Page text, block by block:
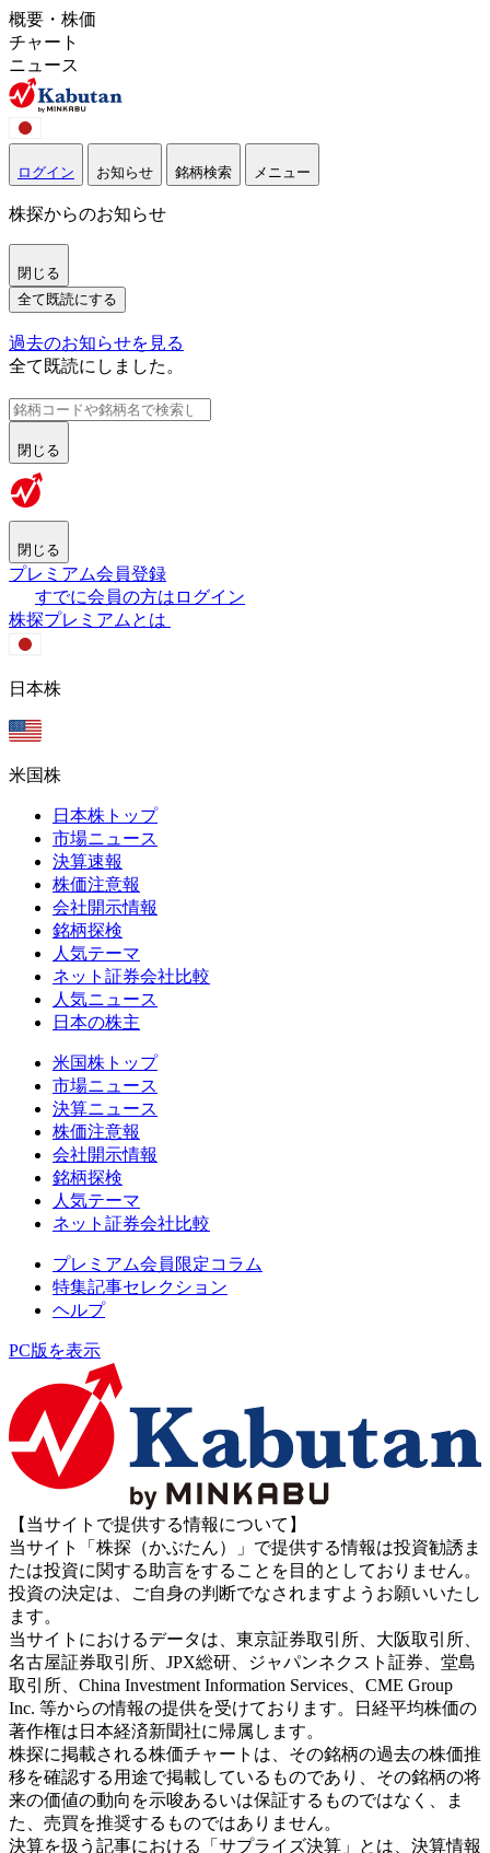
概要・株価
チャート
ニュース
ログイン お知らせ 銘柄検索 メニュー
株探からのお知らせ
閉じる
全て既読にする
過去のお知らせを見る
全て既読にしました。
閉じる
閉じる
プレミアム会員登録
すでに会員の方はログイン
株探プレミアムとは
日本株
米国株
日本株トップ
市場ニュース
決算速報
株価注意報
会社開示情報
銘柄探検
人気テーマ
ネット証券会社比較
人気ニュース
日本の株主
米国株トップ
市場ニュース
決算ニュース
株価注意報
会社開示情報
銘柄探検
人気テーマ
ネット証券会社比較
プレミアム会員限定コラム
特集記事セレクション
ヘルプ
PC版を表示
【当サイトで提供する情報について】
当サイト「株探（かぶたん）」で提供する情報は投資勧誘ま
たは投資に関する助言をすることを目的としておりません。
投資の決定は、ご自身の判断でなされますようお願いいたし
ます。
当サイトにおけるデータは、東京証券取引所、大阪取引所、
名古屋証券取引所、JPX総研、ジャパンネクスト証券、堂島
取引所、China Investment Information Services、CME Group
Inc. 等からの情報の提供を受けております。日経平均株価の
著作権は日本経済新聞社に帰属します。
株探に掲載される株価チャートは、その銘柄の過去の株価推
移を確認する用途で掲載しているものであり、その銘柄の将
来の価値の動向を示唆あるいは保証するものではなく、ま
た、売買を推奨するものではありません。
決算を扱う記事における「サプライズ決算」とは、決算情報